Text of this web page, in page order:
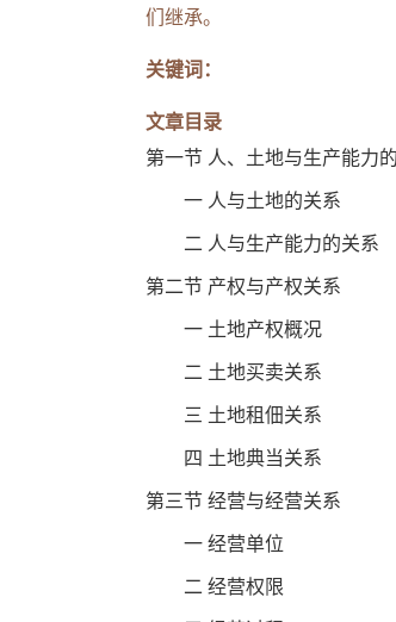
们继承。
关键词：
文章目录
第一节 人、土地与生产能力
一 人与土地的关系
二 人与生产能力的关系
第二节 产权与产权关系
一 土地产权概况
二 土地买卖关系
三 土地租佃关系
四 土地典当关系
第三节 经营与经营关系
一 经营单位
二 经营权限